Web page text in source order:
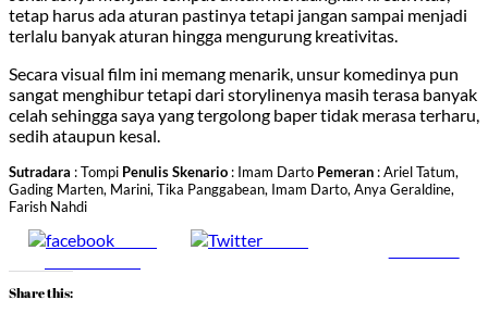
tetap harus ada aturan pastinya tetapi jangan sampai menjadi
terlalu banyak aturan hingga mengurung kreativitas.
Secara visual film ini memang menarik, unsur komedinya pun
sangat menghibur tetapi dari storylinenya masih terasa banyak
celah sehingga saya yang tergolong baper tidak merasa terharu,
sedih ataupun kesal.
Sutradara : Tompi Penulis Skenario : Imam Darto Pemeran : Ariel Tatum,
Gading Marten, Marini, Tika Panggabean, Imam Darto, Anya Geraldine,
Farish Nahdi
Share this: